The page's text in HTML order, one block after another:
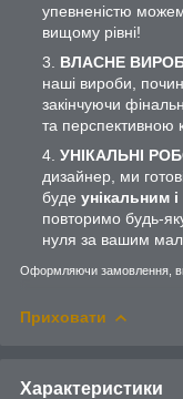
упевненістю
вищому рівні!
ВЛАСНЕ
наші вироби,
закінчуючи
та перспективною
УНІКАЛЬНІ
дизайнер, ми
буде унікальним
повторимо будь-
нуля за вашим
Оформляючи замовлення,
Приховати
Характеристики